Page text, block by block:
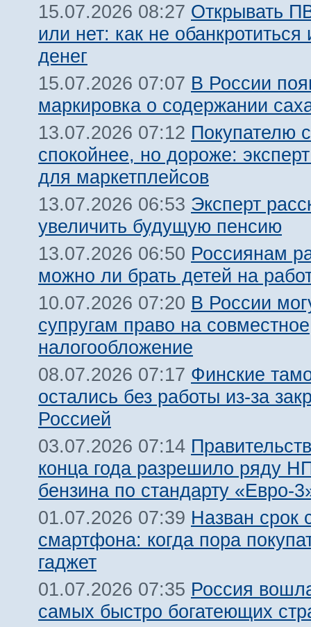
15.07.2026 08:27 Открывать
или нет: как не обанкротиться
денег
15.07.2026 07:07 В России
маркировка о содержании
13.07.2026 07:12 Покупателю
спокойнее, но дороже:
для маркетплейсов
13.07.2026 06:53 Эксперт
увеличить будущую пенсию
13.07.2026 06:50 Россиянам
можно ли брать детей на
10.07.2026 07:20 В России
супругам право на совместное
налогообложение
08.07.2026 07:17 Финские
остались без работы из-за
Россией
03.07.2026 07:14
конца года разрешило ряду
бензина по стандарту «Евро-
01.07.2026 07:39 Назван срок
смартфона: когда пора
гаджет
01.07.2026 07:35 Россия
самых быстро богатеющих